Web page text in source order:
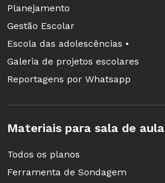
Planejamento
Gestão Escolar
Escola das adolescências •
Galeria de projetos escolares
Reportagens por Whatsapp
Materiais para sala de aula
Todos os planos
Ferramenta de Sondagem